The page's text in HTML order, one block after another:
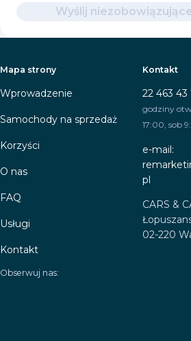
Wyślij
Mapa strony
Wprowadzenie
Samochody na sprzedaż
Korzyści
O nas
FAQ
Usługi
Kontakt
Kontakt
22 463 43
godziny
17:00, sob
e-mail:
pl
CARS &
02-220
Obserwuj nas: